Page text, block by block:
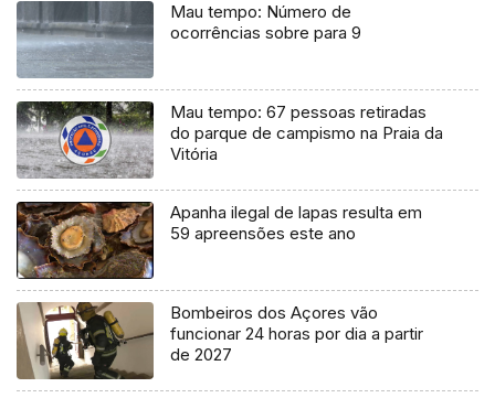
Mau tempo: Número de
ocorrências sobre para 9
Mau tempo: 67 pessoas retiradas
do parque de campismo na Praia da
Vitória
Apanha ilegal de lapas resulta em
59 apreensões este ano
Bombeiros dos Açores vão
funcionar 24 horas por dia a partir
de 2027